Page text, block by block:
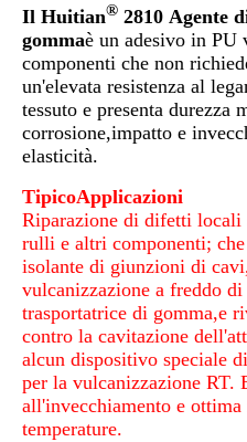
Il Huitian® 2810 Agente
gommaè un adesivo in PU
componenti che non
un'elevata resistenza al
tessuto e presenta durezza
corrosione,impatto e
elasticità.
TipicoApplicazioni
Riparazione di difetti locali
rulli e altri componenti;
isolante di giunzioni di
vulcanizzazione a freddo
trasportatrice di gomma,e
contro la cavitazione
alcun dispositivo speciale
per la vulcanizzazione RT.
all'invecchiamento e ottima
temperature.